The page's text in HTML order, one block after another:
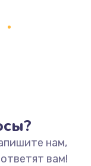
нам,
вам!